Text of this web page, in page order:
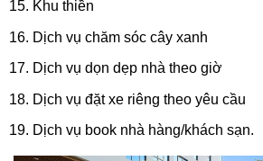
Khu thiền
Dịch vụ chăm sóc cây xanh
Dịch vụ dọn dẹp nhà theo giờ
Dịch vụ đặt xe riêng theo yêu cầu
Dịch vụ book nhà hàng/khách sạn.